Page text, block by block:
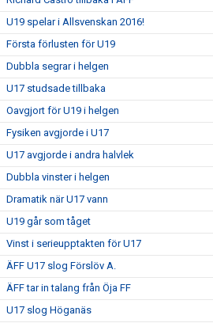
U19 spelar i Allsvenskan 2016!
Första förlusten för U19
Dubbla segrar i helgen
U17 studsade tillbaka
Oavgjort för U19 i helgen
Fysiken avgjorde i U17
U17 avgjorde i andra halvlek
Dubbla vinster i helgen
Dramatik när U17 vann
U19 går som tåget
Vinst i serieupptakten för U17
ÄFF U17 slog Förslöv A.
ÄFF tar in talang från Öja FF
U17 slog Höganäs